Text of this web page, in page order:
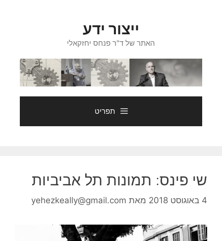
ייצור ידע
האתר של ד"ר פנחס יחזקאלי
תפריט
שי פינס: תמונות תל אביביות
4 באוגוסט 2018 מאת yehezkeally@gmail.com